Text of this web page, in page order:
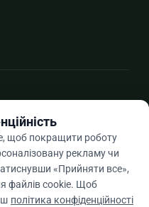
щоб покращити роботу
рекламу чи
«Прийняти все»,
файлів cookie. Щоб
політика конфіденційності